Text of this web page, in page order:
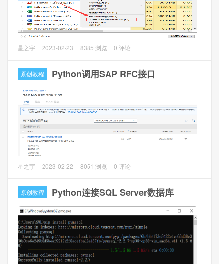
对于IT工作者来说，单文件绿色版程序用于维护非常友好，
本文以Advanced IP Scanner为例
一、准备工作
1、解压缩软件7-Zip
2、7zSfxTool
3、resource hacker
星之宇 2023-02-23 8385 浏览 0 评论
原创教程 Python调用SAP RFC接口
本文主要介绍在Windows系统下Python调用SAP RFC接口读
一、准备工作
1、sap netweaver rfc SDK下载
官网下载（需要账号）：https://me.sap.com/notes/2573790
（嫌麻烦文章末有下载）
2、Python的pyrfc包下载和安装，CMD命令下运行以下命令
星之宇 2023-02-22 8051 浏览 0 评论
原创教程 Python连接SQL Server数据库